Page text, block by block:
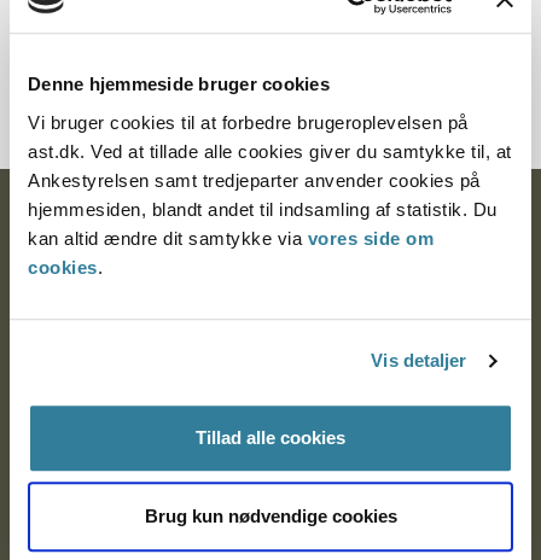
Denne hjemmeside bruger cookies
Vi bruger cookies til at forbedre brugeroplevelsen på
ast.dk. Ved at tillade alle cookies giver du samtykke til, at
Ankestyrelsen samt tredjeparter anvender cookies på
hjemmesiden, blandt andet til indsamling af statistik. Du
kan altid ændre dit samtykke via vores side om
cookies.
Vis detaljer
Tillad alle cookies
Brug kun nødvendige cookies
§ 45 § 57 § 75 § 19 § 42 § 108
Journalnummer J.nr.: 400090-00
Ankestyrelsen
Postadresse:
Nytorv 7, 2. sal
Ankestyrelsen Aalborg
Ankestyrelsen København